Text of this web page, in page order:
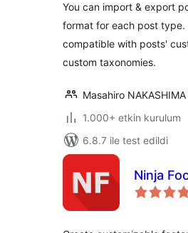
You can import & export
format for each post type.
compatible with posts'
custom taxonomies.
Masahiro NAKASHIMA
1.000+ etkin kurulum
6.8.7 ile test edildi
Ninja